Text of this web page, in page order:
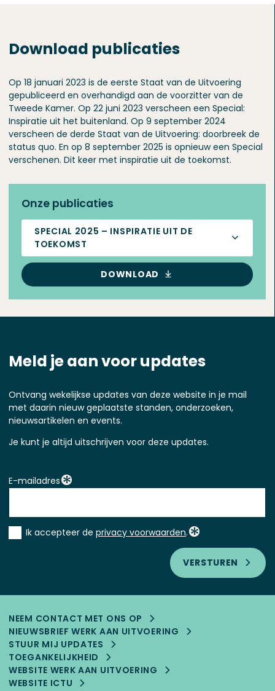
Download publicaties
Op 18 januari 2023 is de eerste Staat van de Uitvoering
gepubliceerd en overhandigd aan de voorzitter van de
Tweede Kamer. Op 22 juni 2023 verscheen een Special:
Inspiratie uit het buitenland. Op 9 september 2024
verscheen de derde Staat van de Uitvoering: doorbreek de
status quo. En op 8 september 2025 is opnieuw een Special
verschenen. Dit keer met inspiratie uit de toekomst.
Onze publicaties
SPECIAL 2025 – INSPIRATIE UIT DE
TOEKOMST
DOWNLOAD
Meld je aan voor updates
Ontvang wekelijkse updates van deze website in je mail
met daarin nieuw geplaatste standen, onderzoeken,
nieuwsartikelen en events.
Je kunt je altijd uitschrijven voor deze updates.
E-mailadres
Instemming
Ik accepteer de privacy voorwaarden.
VERSTUREN
NEEM CONTACT MET ONS OP
NIEUWSBRIEF WERK AAN UITVOERING
STUUR MIJ UPDATES
TOEGANKELIJK­HEID
WEBSITE WERK AAN UITVOERING
WEBSITE ICTU